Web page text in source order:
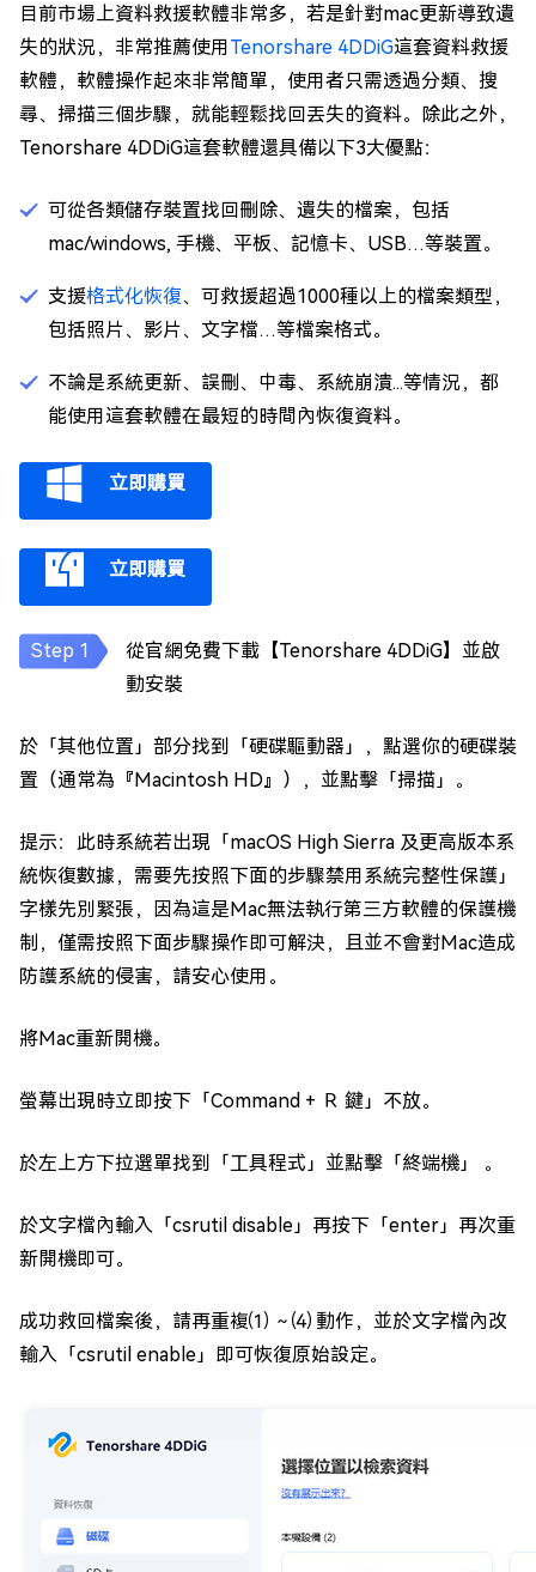
目前市場上資料救援軟體非常多，若是針對mac更新導致遺
失的狀況，非常推薦使用Tenorshare 4DDiG這套資料救援
軟體，軟體操作起來非常簡單，使用者只需透過分類、搜
尋、掃描三個步驟，就能輕鬆找回丟失的資料。除此之外，
Tenorshare 4DDiG這套軟體還具備以下3大優點：
可從各類儲存裝置找回刪除、遺失的檔案，包括
mac/windows, 手機、平板、記憶卡、USB…等裝置。
支援格式化恢復、可救援超過1000種以上的檔案類型，
包括照片、影片、文字檔…等檔案格式。
不論是系統更新、誤刪、中毒、系統崩潰...等情況，都
能使用這套軟體在最短的時間內恢復資料。
立即購買
立即購買
從官網免費下載【Tenorshare 4DDiG】並啟
動安裝
於「其他位置」部分找到「硬碟驅動器」，點選你的硬碟裝
置（通常為『Macintosh HD』），並點擊「掃描」。
提示：此時系統若出現「macOS High Sierra 及更高版本系
統恢復數據，需要先按照下面的步驟禁用系統完整性保護」
字樣先別緊張，因為這是Mac無法執行第三方軟體的保護機
制，僅需按照下面步驟操作即可解決，且並不會對Mac造成
防護系統的侵害，請安心使用。
將Mac重新開機。
螢幕出現時立即按下「Command + Ｒ 鍵」不放。
於左上方下拉選單找到「工具程式」並點擊「終端機」 。
於文字檔內輸入「csrutil disable」再按下「enter」再次重
新開機即可。
成功救回檔案後，請再重複⑴ ～⑷ 動作，並於文字檔內改
輸入「csrutil enable」即可恢復原始設定。